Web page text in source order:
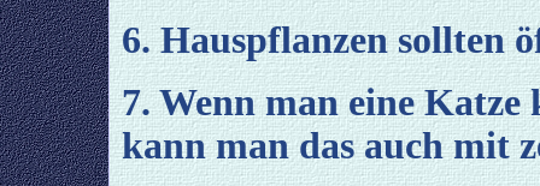
6. Hauspflanzen sollten
7. Wenn man eine
kann man das auch mit